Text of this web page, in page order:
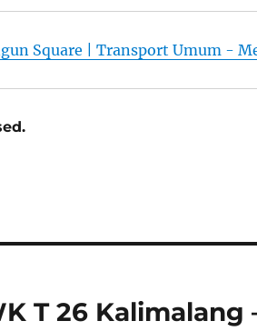
Square | Transport Umum -
T 26 Kalimalang